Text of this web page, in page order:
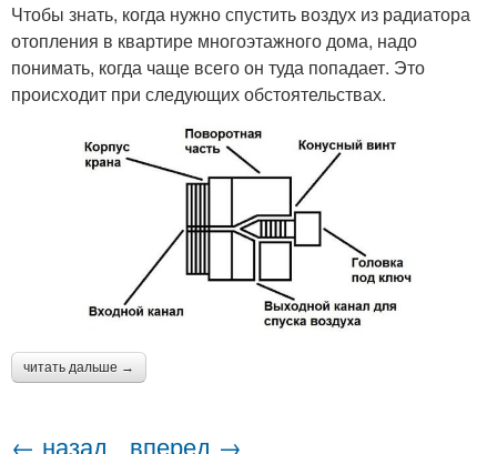
Чтобы знать, когда нужно спустить воздух из радиатора
отопления в квартире многоэтажного дома, надо
понимать, когда чаще всего он туда попадает. Это
происходит при следующих обстоятельствах.
читать дальше →
← назад вперед →